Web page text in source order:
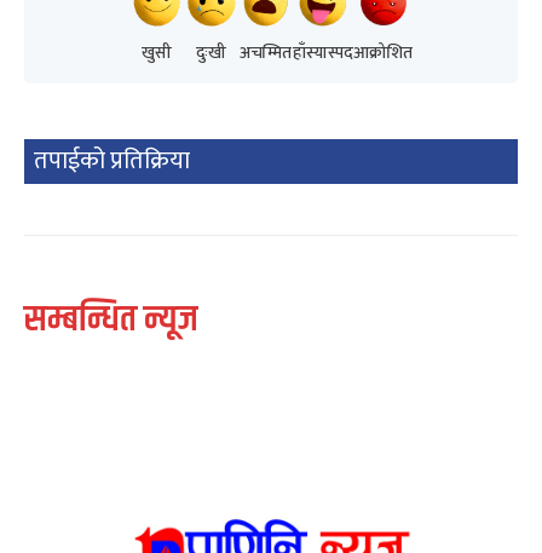
खुसी दुःखी अचम्मितहाँस्यास्पदआक्रोशित
तपाईको प्रतिक्रिया
सम्बन्धित न्यूज